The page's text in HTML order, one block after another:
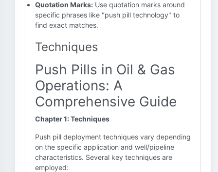
Quotation Marks: Use quotation marks around
specific phrases like "push pill technology" to
find exact matches.
Techniques
Push Pills in Oil & Gas
Operations: A
Comprehensive Guide
Chapter 1: Techniques
Push pill deployment techniques vary depending
on the specific application and well/pipeline
characteristics. Several key techniques are
employed: